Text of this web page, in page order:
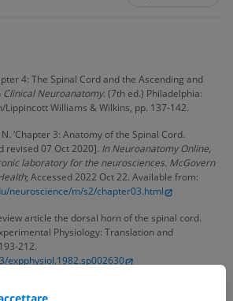
4: The Spinal Cord and the Ascending and
Clinical Neuroanatomy. (7th ed.) Philadelphia:
Williams & Wilkins, pp. 137-142.
‘Chapter 3: Anatomy of the Spinal Cord.
revised 07 Oct 2020]. In Neuroanatomy Online,
laboratory for the neurosciences. McGovern
; Accessed 2022 Oct 22. Available from:
neuroscience/m/s2/chapter03.html
article the dorsal horn of the spinal cord.
Physiology: Translation and
212.
expphysiol.1982.sp002630